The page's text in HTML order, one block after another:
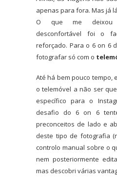
apenas para fora. Mas já
O que me deixou
desconfortável foi o
reforçado. Para o 6 on 6
fotografar só com o
Até há bem pouco tempo,
o telemóvel a não ser
específico para o
desafio do 6 on 6
preconceitos de lado e
deste tipo de fotografia
controlo manual sobre o
nem posteriormente
mas descobri várias